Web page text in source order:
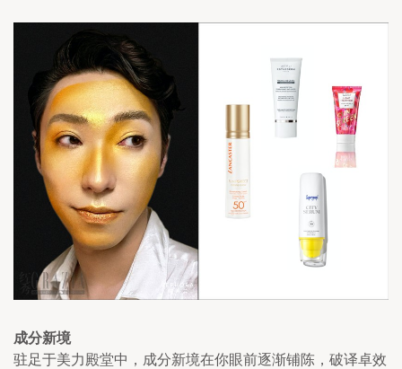
成分新境
驻足于美力殿堂中，成分新境在你眼前逐渐铺陈，破译卓效